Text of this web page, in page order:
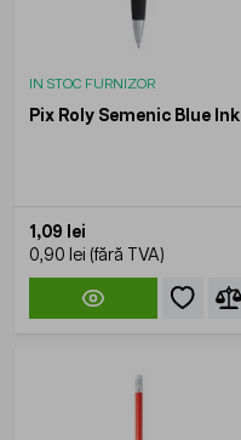
IN STOC FURNIZOR
Pix Roly Semenic Blue Ink
1,09 lei
0,90 lei